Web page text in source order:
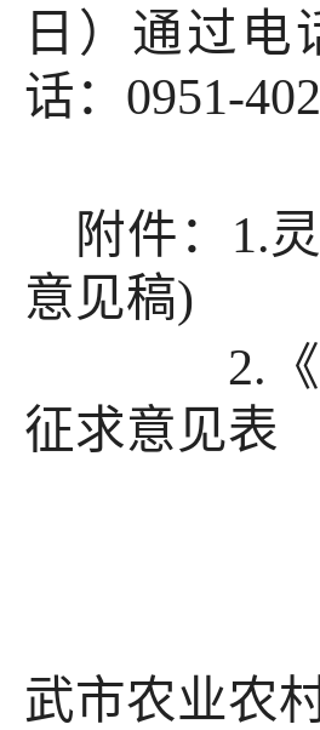
日）通过
话：0951-
附件：1.
意见稿)
2.《灵
征求意见表
武市农业